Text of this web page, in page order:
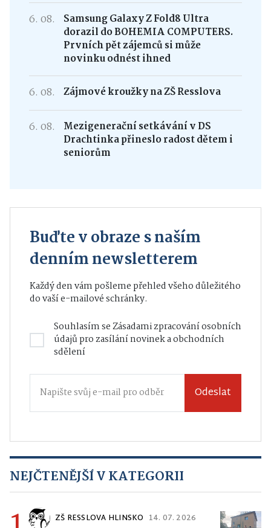
6. 08.
Samsung Galaxy Z Fold8 Ultra
dorazil do BOHEMIA COMPUTERS.
Prvních pět zájemců si může
novinku odnést ihned
6. 08. Zájmové kroužky na ZŠ Resslova
6. 08.
Mezigenerační setkávání v DS
Drachtinka přineslo radost dětem i
seniorům
Buďte v obraze s naším
denním newsletterem
Každý den vám pošleme přehled všeho důležitého
do vaší e-mailové schránky.
Souhlasím seZásadami zpracování osobních
údajůpro zasílání novinek a obchodních
sdělení
Odeslat
NEJČTENĚJŠÍ V KATEGORII
ZŠ RESSLOVA HLINSKO 14. 07. 2026